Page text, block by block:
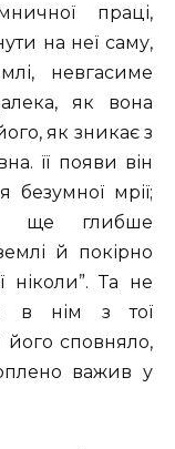
праці,
на неї саму,
невгасиме
як вона
як зникає з
її появи він
безумної мрії;
ще глибше
й покірно
ніколи”. Та не
в нім з тої
його сповняло,
важив у